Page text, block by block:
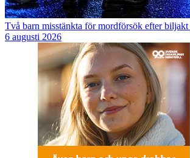
Två barn misstänkta för mordförsök efter
6 augusti 2026